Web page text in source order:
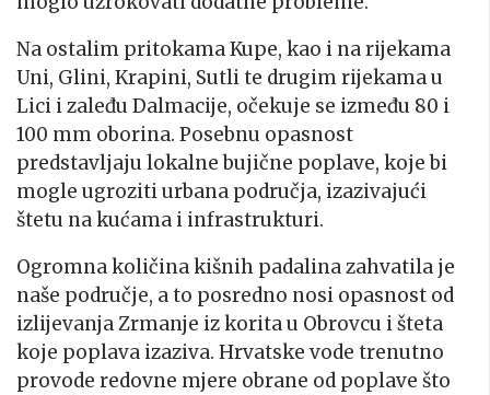
Na ostalim pritokama Kupe, kao i na rijekama
Uni, Glini, Krapini, Sutli te drugim rijekama u
Lici i zaleđu Dalmacije, očekuje se između 80 i
100 mm oborina. Posebnu opasnost
predstavljaju lokalne bujične poplave, koje bi
mogle ugroziti urbana područja, izazivajući
štetu na kućama i infrastrukturi.
Ogromna količina kišnih padalina zahvatila je
naše područje, a to posredno nosi opasnost od
izlijevanja Zrmanje iz korita u Obrovcu i šteta
koje poplava izaziva. Hrvatske vode trenutno
provode redovne mjere obrane od poplave što